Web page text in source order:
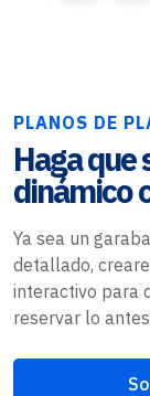
PLANOS DE
Haga que
dinámico
Ya sea un
detallado,
interactivo para
reservar lo